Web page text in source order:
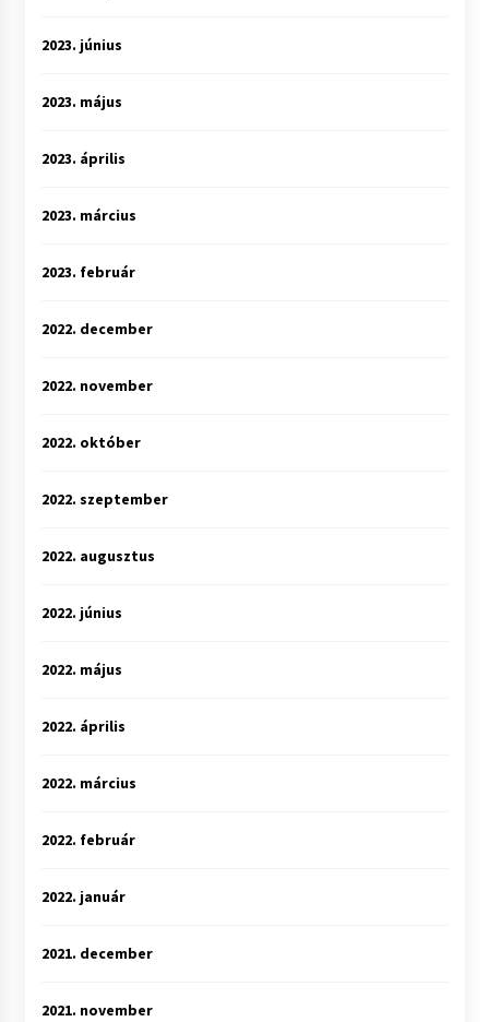
2023. június
2023. május
2023. április
2023. március
2023. február
2022. december
2022. november
2022. október
2022. szeptember
2022. augusztus
2022. június
2022. május
2022. április
2022. március
2022. február
2022. január
2021. december
2021. november